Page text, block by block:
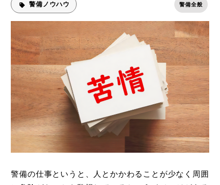
警備ノウハウ 警備全般
警備の仕事というと、人とかかわることが少なく周囲